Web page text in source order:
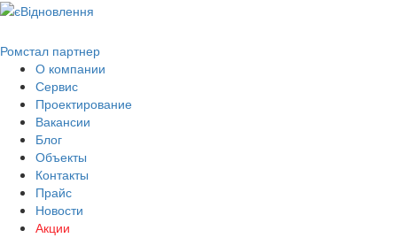
Ромстал партнер
О компании
Сервис
Проектирование
Вакансии
Блог
Объекты
Контакты
Прайс
Новости
Акции